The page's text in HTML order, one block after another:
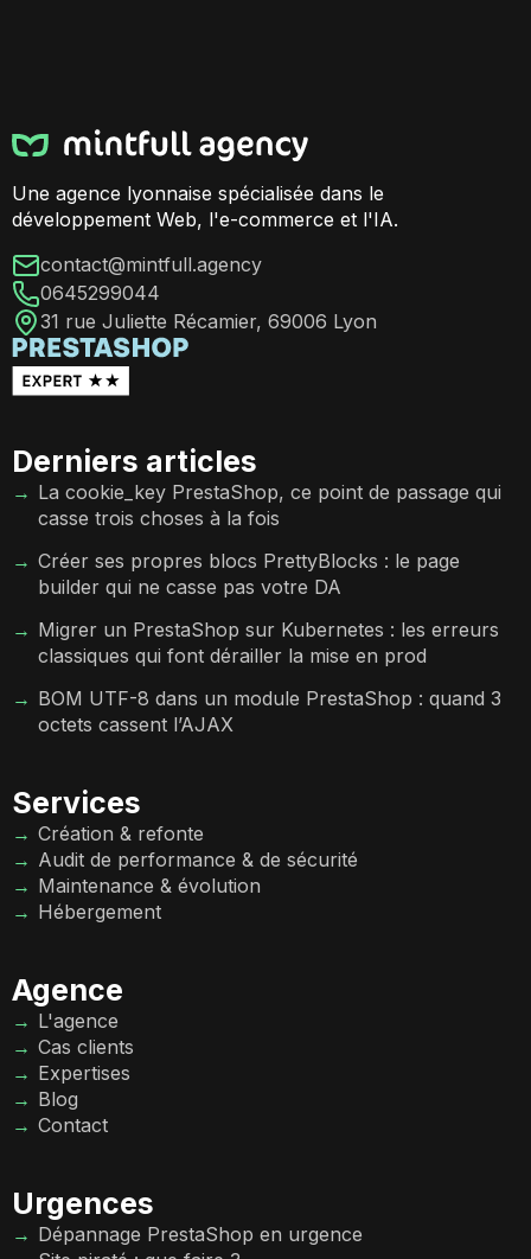
Une agence lyonnaise spécialisée dans le
développement Web, l'e-commerce et l'IA.
contact@mintfull.agency
0645299044
31 rue Juliette Récamier, 69006 Lyon
Derniers articles
La cookie_key PrestaShop, ce point de passage qui
casse trois choses à la fois
Créer ses propres blocs PrettyBlocks : le page
builder qui ne casse pas votre DA
Migrer un PrestaShop sur Kubernetes : les erreurs
classiques qui font dérailler la mise en prod
BOM UTF-8 dans un module PrestaShop : quand 3
octets cassent l’AJAX
Services
Création & refonte
Audit de performance & de sécurité
Maintenance & évolution
Hébergement
Agence
L'agence
Cas clients
Expertises
Blog
Contact
Urgences
Dépannage PrestaShop en urgence